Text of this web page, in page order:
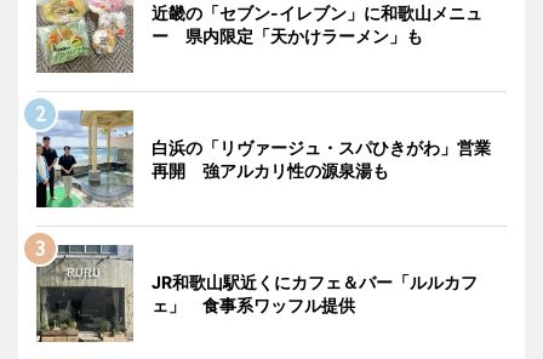
近畿の「セブン-イレブン」に和歌山メニュ
ー 県内限定「天かけラーメン」も
白浜の「リヴァージュ・スパひきがわ」営業
再開 強アルカリ性の源泉湯も
JR和歌山駅近くにカフェ＆バー「ルルカフ
ェ」 食事系ワッフル提供